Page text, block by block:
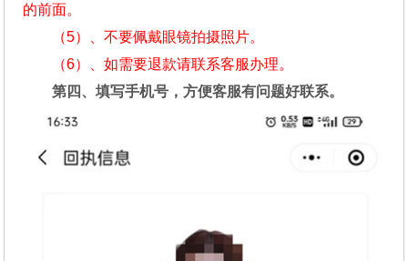
的前面。
（5）、不要佩戴眼镜拍摄照片。
（6）、如需要退款请联系客服办理。
第四、填写手机号，方便客服有问题好联系。